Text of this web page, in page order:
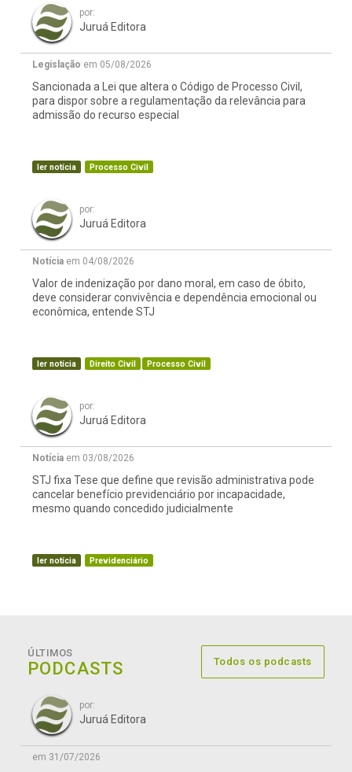
por:
Juruá Editora
Legislação em 05/08/2026
Sancionada a Lei que altera o Código de Processo Civil,
para dispor sobre a regulamentação da relevância para
admissão do recurso especial
ler notícia Processo Civil
por:
Juruá Editora
Notícia em 04/08/2026
Valor de indenização por dano moral, em caso de óbito,
deve considerar convivência e dependência emocional ou
econômica, entende STJ
ler notícia Direito Civil Processo Civil
por:
Juruá Editora
Notícia em 03/08/2026
STJ fixa Tese que define que revisão administrativa pode
cancelar benefício previdenciário por incapacidade,
mesmo quando concedido judicialmente
ler notícia Previdenciário
ÚLTIMOS
PODCASTS Todos os podcasts
por:
Juruá Editora
em 31/07/2026